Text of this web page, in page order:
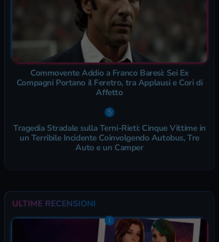
Commovente Addio a Franco Baresi: Sei Ex
Compagni Portano il Feretro, tra Applausi e Cori di
Affetto
Tragedia Stradale sulla Terni-Rieti: Cinque Vittime in
un Terribile Incidente Coinvolgendo Autobus, Tre
Auto e un Camper
ULTIME RECENSIONI